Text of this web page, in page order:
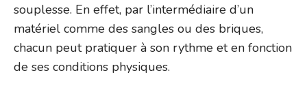
souplesse. En effet, par l’intermédiaire d’un
matériel comme des sangles ou des briques,
chacun peut pratiquer à son rythme et en fonction
de ses conditions physiques.